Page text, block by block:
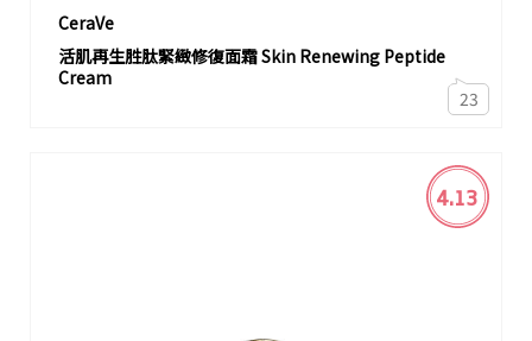
CeraVe
活肌再生胜肽緊緻修復面霜 Skin Renewing Peptide
Cream
23
4.13